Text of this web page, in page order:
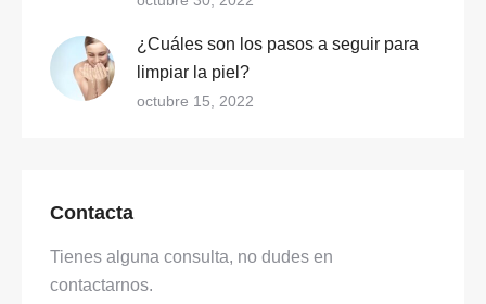
¿Cuáles son los pasos a seguir para
limpiar la piel?
octubre 15, 2022
Contacta
Tienes alguna consulta, no dudes en
contactarnos.